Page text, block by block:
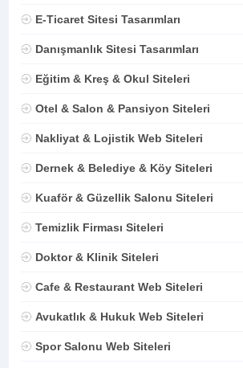
E-Ticaret Sitesi Tasarımları
Danışmanlık Sitesi Tasarımları
Eğitim & Kreş & Okul Siteleri
Otel & Salon & Pansiyon Siteleri
Nakliyat & Lojistik Web Siteleri
Dernek & Belediye & Köy Siteleri
Kuaför & Güzellik Salonu Siteleri
Temizlik Firması Siteleri
Doktor & Klinik Siteleri
Cafe & Restaurant Web Siteleri
Avukatlık & Hukuk Web Siteleri
Spor Salonu Web Siteleri